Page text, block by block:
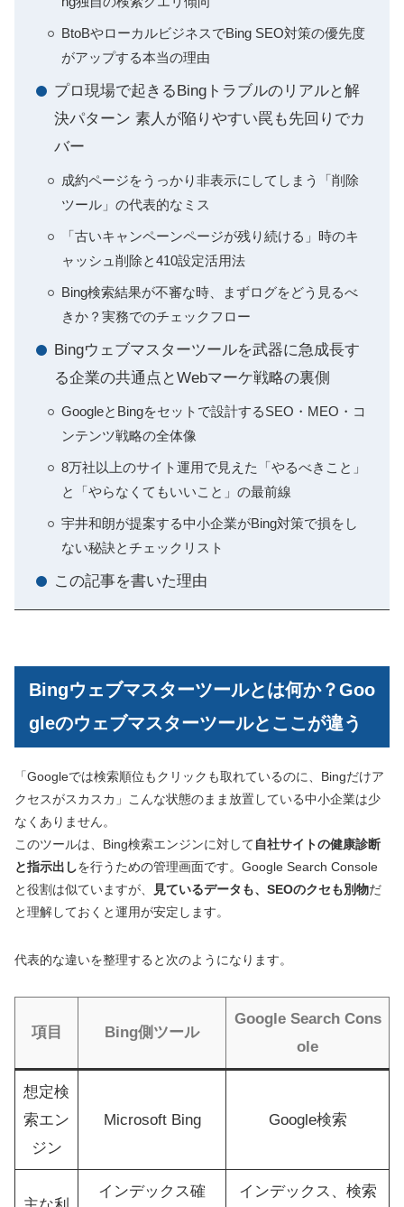
BtoBやローカルビジネスでBing SEO対策の優先度
がアップする本当の理由
プロ現場で起きるBingトラブルのリアルと解
決パターン 素人が陥りやすい罠も先回りでカ
バー
成約ページをうっかり非表示にしてしまう「削除
ツール」の代表的なミス
「古いキャンペーンページが残り続ける」時のキ
ャッシュ削除と410設定活用法
Bing検索結果が不審な時、まずログをどう見るべ
きか？実務でのチェックフロー
Bingウェブマスターツールを武器に急成長す
る企業の共通点とWebマーケ戦略の裏側
GoogleとBingをセットで設計するSEO・MEO・コ
ンテンツ戦略の全体像
8万社以上のサイト運用で見えた「やるべきこと」
と「やらなくてもいいこと」の最前線
宇井和朗が提案する中小企業がBing対策で損をし
ない秘訣とチェックリスト
この記事を書いた理由
Bingウェブマスターツールとは何か？Goo
gleのウェブマスターツールとここが違う
「Googleでは検索順位もクリックも取れているのに、Bingだけア
クセスがスカスカ」こんな状態のまま放置している中小企業は少
なくありません。
このツールは、Bing検索エンジンに対して自社サイトの健康診断
と指示出しを行うための管理画面です。Google Search Console
と役割は似ていますが、
見ているデータも、SEOのクセも別物だ
と理解しておくと運用が安定します。
代表的な違いを整理すると次のようになります。
項目 Bing側ツール
Google Search Cons
ole
想定検
索エン
ジン
Microsoft Bing Google検索
インデックス確
インデックス、検索